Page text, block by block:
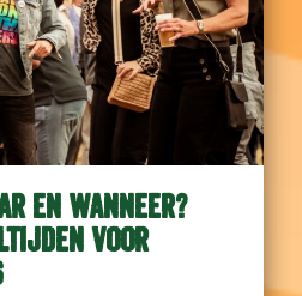
EN WANNEER?
VOOR